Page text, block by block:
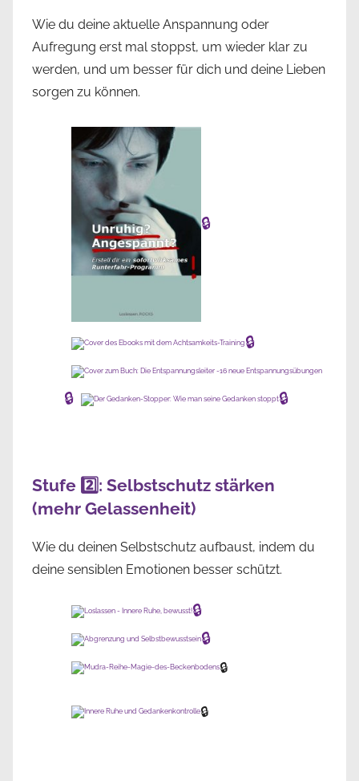
Wie du deine aktuelle Anspannung oder
Aufregung erst mal stoppst, um wieder klar zu
werden, und um besser für dich und deine Lieben
sorgen zu können.
🔒
🔒
🔒 🔒
Stufe 2️⃣: Selbstschutz stärken
(mehr Gelassenheit)
Wie du deinen Selbstschutz aufbaust, indem du
deine sensiblen Emotionen besser schützt.
🔒
🔒
🔒
🔒